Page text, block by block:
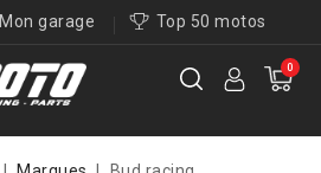
Mon garage Top 50 motos
0